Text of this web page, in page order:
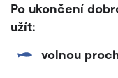
Po ukončení
užít:
volnou